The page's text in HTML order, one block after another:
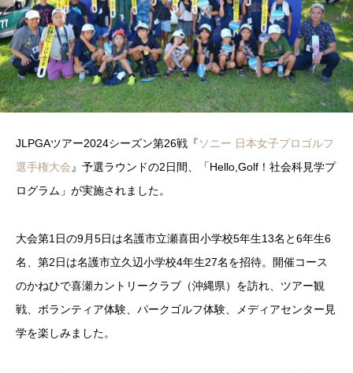
JLPGAツアー2024シーズン第26戦『ソニー 日本女子プロゴルフ
選手権大会』予選ラウンドの2日間、「Hello,Golf！社会科見学プ
ログラム」が実施されました。
大会第1日の9月5日は名護市立瀬喜田小学校5年生13名と6年生6
名、第2日は名護市立久辺小学校4年生27名を招待。開催コース
のかねひで喜瀬カントリークラブ（沖縄県）を訪れ、ツアー観
戦、ボランティア体験、パークゴルフ体験、メディアセンター見
学を楽しみました。